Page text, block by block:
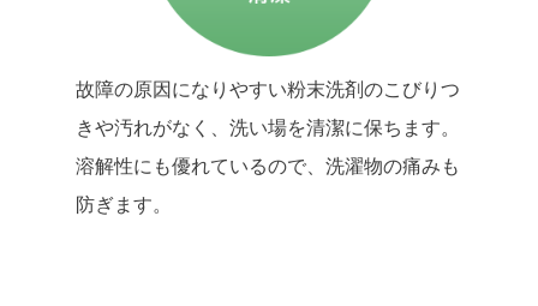
故障の原因になりやすい粉末洗剤のこびりつ
きや汚れがなく、洗い場を清潔に保ちます。
溶解性にも優れているので、洗濯物の痛みも
防ぎます。